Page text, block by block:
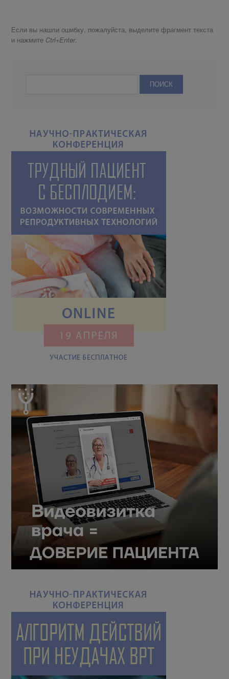
Если вы нашли ошибку, пожалуйста, выделите фрагмент текста
и нажмите Ctrl+Enter.